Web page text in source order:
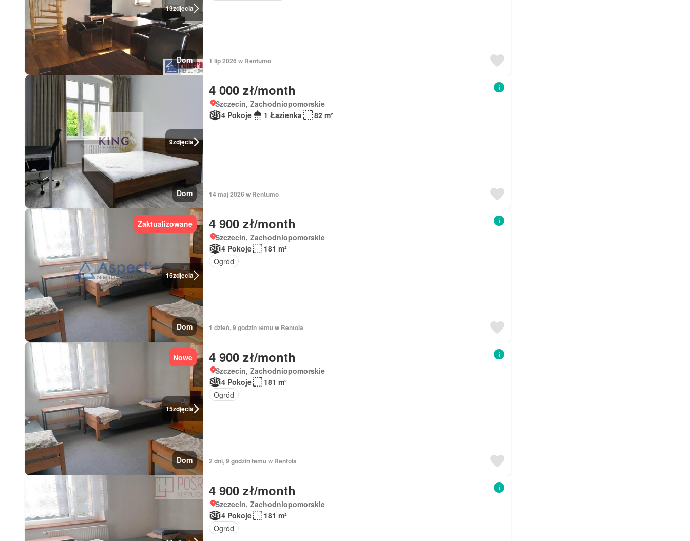
13zdjęcia
Dom 1 lip 2026 w Rentumo
9zdjęcia
Dom
4 000 zł/month
Szczecin, Zachodniopomorskie
4 Pokoje
1 Łazienka 82 m²
14 maj 2026 w Rentumo
15zdjęcia
Zaktualizowane
Dom
4 900 zł/month
Szczecin, Zachodniopomorskie
4 Pokoje
181 m²
Ogród
1 dzień, 9 godzin temu w Rentola
15zdjęcia
Nowe
Dom
4 900 zł/month
Szczecin, Zachodniopomorskie
4 Pokoje
181 m²
Ogród
2 dni, 9 godzin temu w Rentola
4 900 zł/month
Szczecin, Zachodniopomorskie
4 Pokoje
181 m²
Ogród